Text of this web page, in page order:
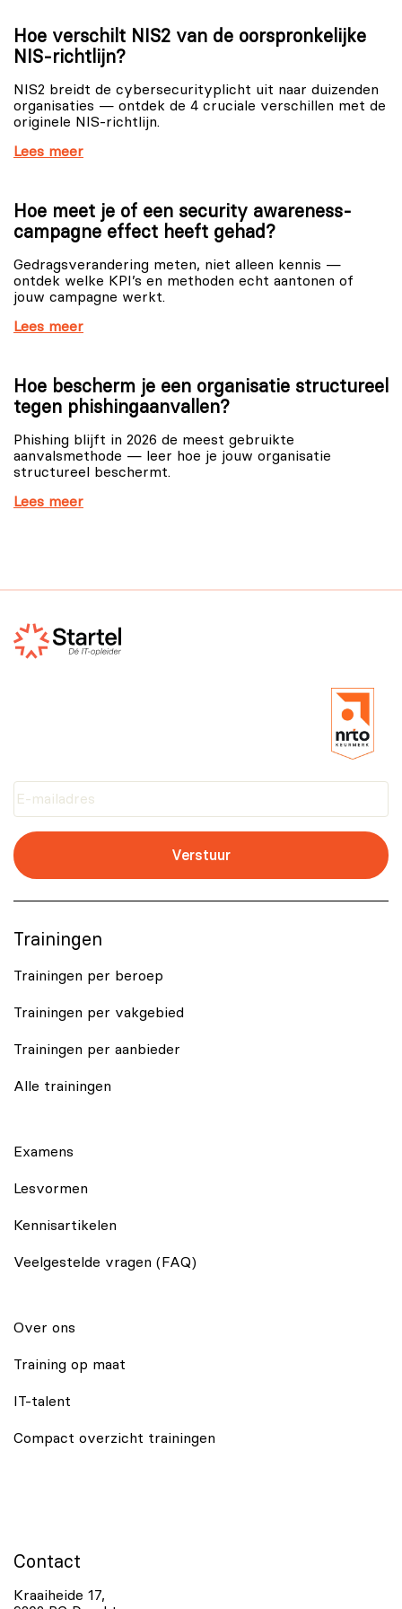
Hoe verschilt NIS2 van de oorspronkelijke
NIS-richtlijn?
NIS2 breidt de cybersecurityplicht uit naar duizenden
organisaties — ontdek de 4 cruciale verschillen met de
originele NIS-richtlijn.
Lees meer
Hoe meet je of een security awareness-
campagne effect heeft gehad?
Gedragsverandering meten, niet alleen kennis —
ontdek welke KPI’s en methoden echt aantonen of
jouw campagne werkt.
Lees meer
Hoe bescherm je een organisatie structureel
tegen phishingaanvallen?
Phishing blijft in 2026 de meest gebruikte
aanvalsmethode — leer hoe je jouw organisatie
structureel beschermt.
Lees meer
Verstuur
Trainingen
Trainingen per beroep
Trainingen per vakgebied
Trainingen per aanbieder
Alle trainingen
Examens
Lesvormen
Kennisartikelen
Veelgestelde vragen (FAQ)
Over ons
Training op maat
IT-talent
Compact overzicht trainingen
Contact
Kraaiheide 17,